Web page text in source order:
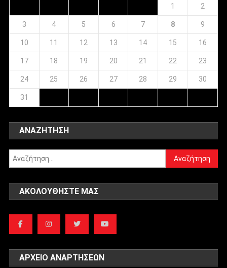
1 2
3 4 5 6 7 8 9
10 11 12 13 14 15 16
17 18 19 20 21 22 23
24 25 26 27 28 29 30
31
ΑΝΑΖΉΤΗΣΗ
Αναζήτηση
για:
ΑΚΟΛΟΥΘΉΣΤΕ ΜΑΣ
ΑΡΧΕΊΟ ΑΝΑΡΤΉΣΕΩΝ